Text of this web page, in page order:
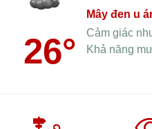
26°
mây đen u
Cảm giác
Khả năng